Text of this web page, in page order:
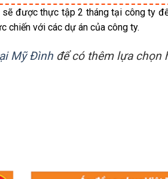
được thực tập 2 tháng tại công ty
chiến với các dự án của công ty.
Mỹ Đìnhđể có thêm lựa chọn